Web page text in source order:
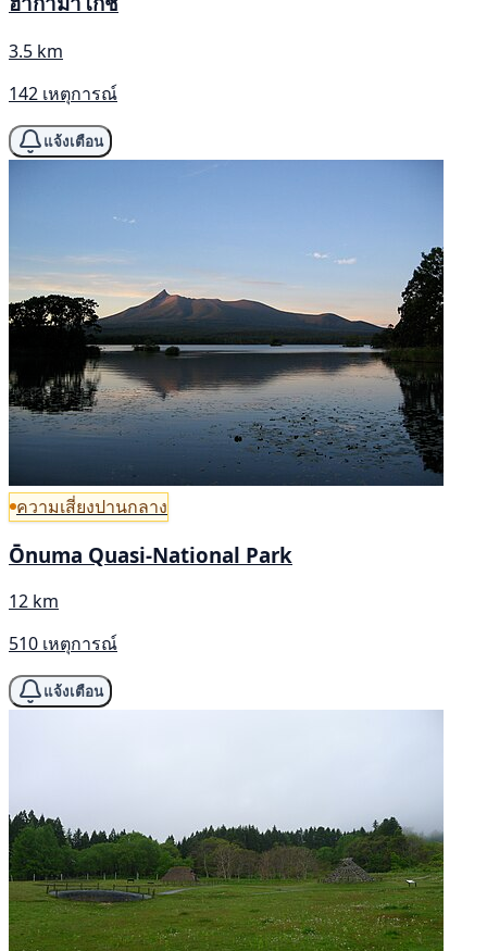
3.5 km
142 เหตุการณ์
แจ้งเตือน
ความเสี่ยงปานกลาง
Ōnuma Quasi-National Park
12 km
510 เหตุการณ์
แจ้งเตือน